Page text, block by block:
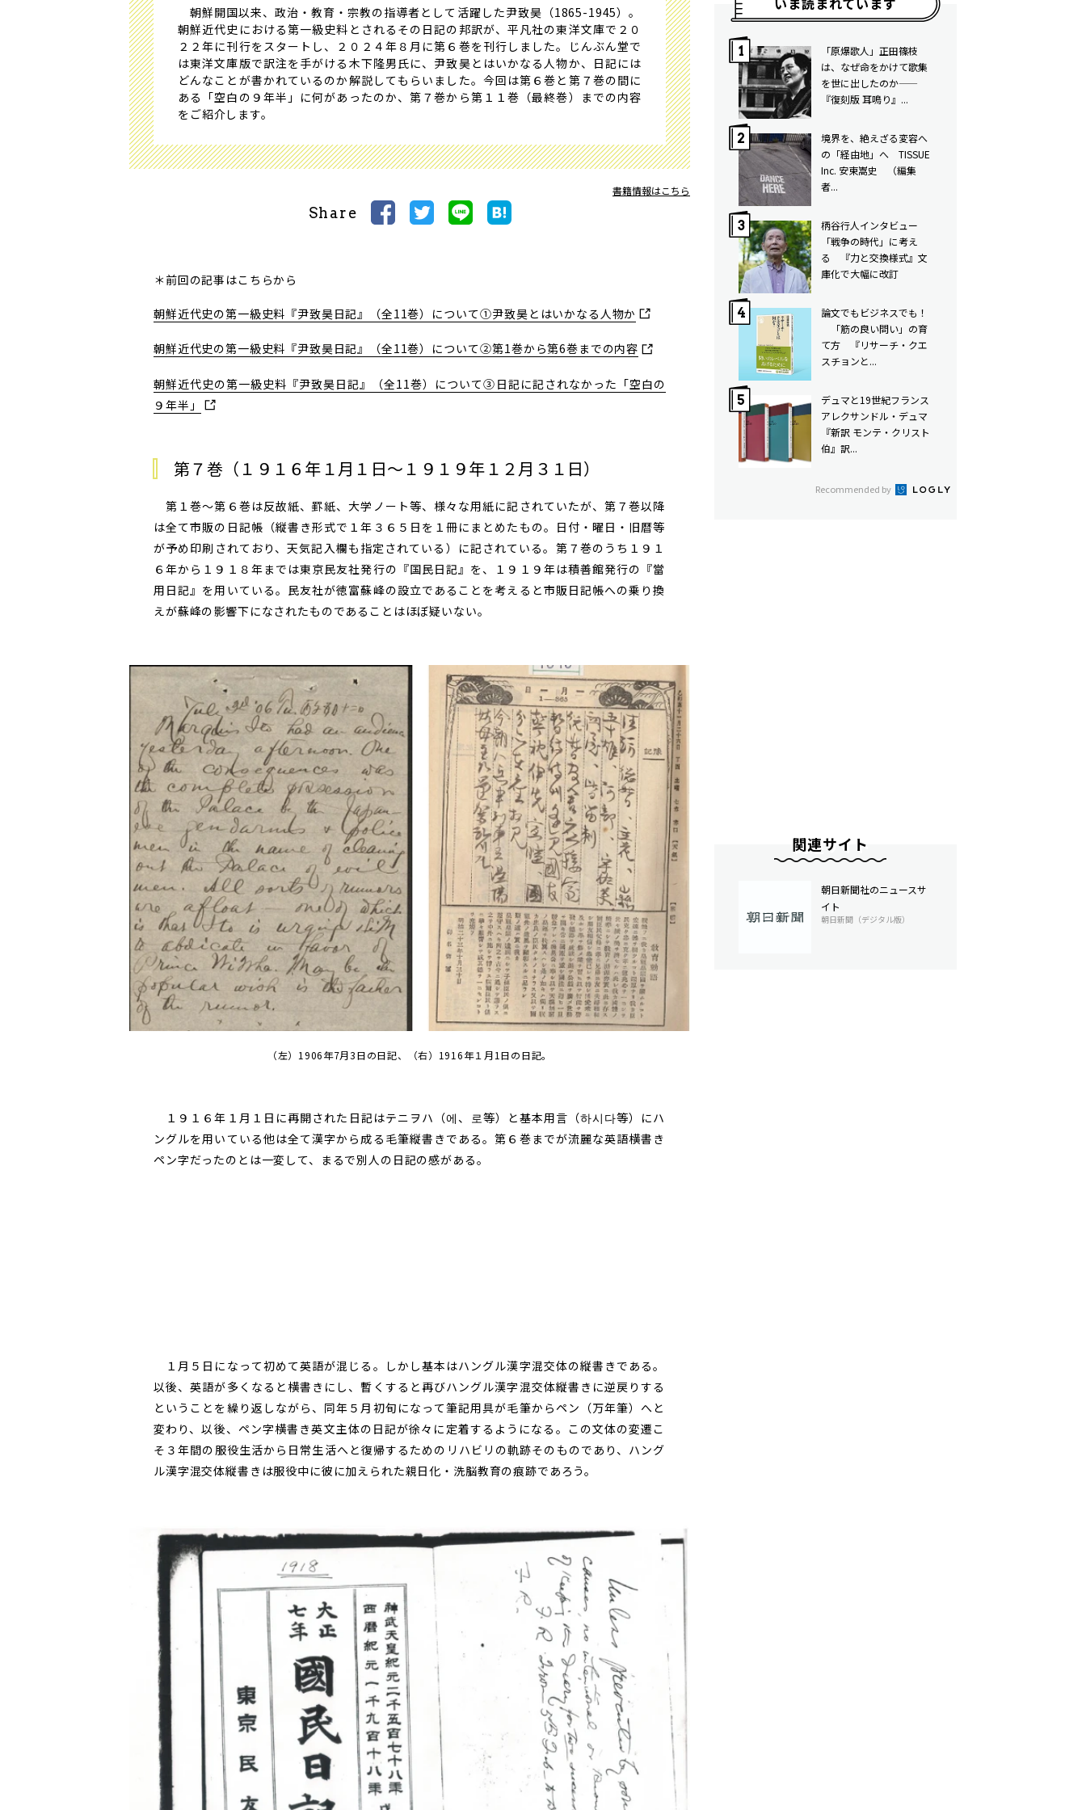
朝鮮開国以来、政治・教育・宗教の指導者として活躍した尹致昊（1865-1945）。
朝鮮近代史における第一級史料とされるその日記の邦訳が、平凡社の東洋文庫で２０
２２年に刊行をスタートし、２０２４年８月に第６巻を刊行しました。じんぶん堂で
は東洋文庫版で訳注を手がける木下隆男氏に、尹致昊とはいかなる人物か、日記には
どんなことが書かれているのか解説してもらいました。今回は第６巻と第７巻の間に
ある「空白の９年半」に何があったのか、第７巻から第１１巻（最終巻）までの内容
をご紹介します。
書籍情報はこちら
Share
＊前回の記事はこちらから
朝鮮近代史の第一級史料『尹致昊日記』（全11巻）について①――尹致昊とはいかなる人物か
朝鮮近代史の第一級史料『尹致昊日記』（全11巻）について②――第1巻から第6巻までの内容
朝鮮近代史の第一級史料『尹致昊日記』（全11巻）について③――日記に記されなかった「空白の
９年半」
第７巻（１９１６年１月１日～１９１９年１２月３１日）
第１巻～第６巻は反故紙、罫紙、大学ノート等、様々な用紙に記されていたが、第７巻以降
は全て市販の日記帳（縦書き形式で１年３６５日を１冊にまとめたもの。日付・曜日・旧暦等
が予め印刷されており、天気記入欄も指定されている）に記されている。第７巻のうち１９１
６年から１９１８年までは東京民友社発行の『国民日記』を、１９１９年は積善館発行の『當
用日記』を用いている。民友社が徳富蘇峰の設立であることを考えると市販日記帳への乗り換
えが蘇峰の影響下になされたものであることはほぼ疑いない。
（左）1906年7月3日の日記、（右）1916年１月1日の日記。
１９１６年１月１日に再開された日記はテニヲハ（에、로等）と基本用言（하시다等）にハ
ングルを用いている他は全て漢字から成る毛筆縦書きである。第６巻までが流麗な英語横書き
ペン字だったのとは一変して、まるで別人の日記の感がある。
１月５日になって初めて英語が混じる。しかし基本はハングル漢字混交体の縦書きである。
以後、英語が多くなると横書きにし、暫くすると再びハングル漢字混交体縦書きに逆戻りする
ということを繰り返しながら、同年５月初旬になって筆記用具が毛筆からペン（万年筆）へと
変わり、以後、ペン字横書き英文主体の日記が徐々に定着するようになる。この文体の変遷こ
そ３年間の服役生活から日常生活へと復帰するためのリハビリの軌跡そのものであり、ハング
ル漢字混交体縦書きは服役中に彼に加えられた親日化・洗脳教育の痕跡であろう。
「原爆歌人」正田篠枝
は、なぜ命をかけて歌集
を世に出したのか——
『復刻版 耳鳴り』...
境界を、絶えざる変容へ
の「経由地」へ TISSUE
Inc. 安東嵩史 （編集
者...
柄谷行人インタビュー
「戦争の時代」に考え
る 『力と交換様式』文
庫化で大幅に改訂
論文でもビジネスでも！
「筋の良い問い」の育
て方 ――『リサーチ・クエ
スチョンと...
デュマと19世紀フランス――
アレクサンドル・デュマ
『新訳 モンテ・クリスト
伯』訳...
Recommended by
関連サイト
朝日新聞社のニュースサ
イト
朝日新聞（デジタル版）